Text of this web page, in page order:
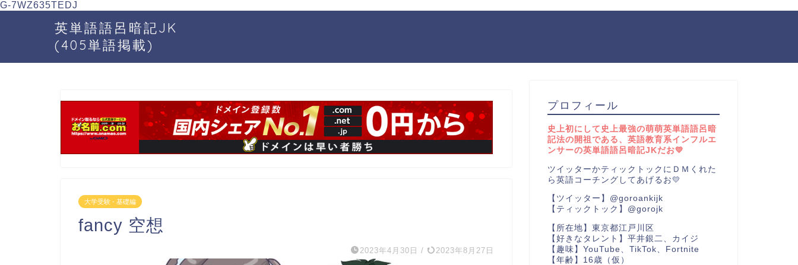
G-7WZ635TEDJ
英単語語呂暗記JK
(405単語掲載)
大学受験 - 基礎編
fancy 空想
2023年4月30日 / 2023年8月27日
プロフィール
史上初にして史上最強の萌萌英単語語呂暗
記法の開祖である、英語教育系インフルエ
ンサーの英単語語呂暗記JKだお💛
ツイッターかティックトックにＤＭくれた
ら英語コーチングしてあげるお💛
【ツイッター】@goroankijk
【ティックトック】@gorojk
【所在地】東京都江戸川区
【好きなタレント】平井銀二、カイジ
【趣味】YouTube、TikTok、Fortnite
【年齢】16歳（仮）